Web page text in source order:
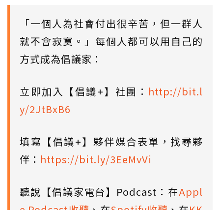
「一個人為社會付出很辛苦，但一群人
就不會寂寞。」每個人都可以用自己的
方式成為倡議家：
立即加入【倡議+】社團： http://bit.l
y/2JtBxB6
填寫【倡議+】夥伴媒合表單，找尋夥
伴： https://bit.ly/3EeMvVi
聽說【倡議家電台】Podcast：在Appl